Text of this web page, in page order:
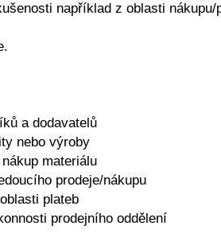
například z oblasti nákupu/
a dodavatelů
nebo výroby
materiálu
prodeje/nákupu
plateb
prodejního oddělení